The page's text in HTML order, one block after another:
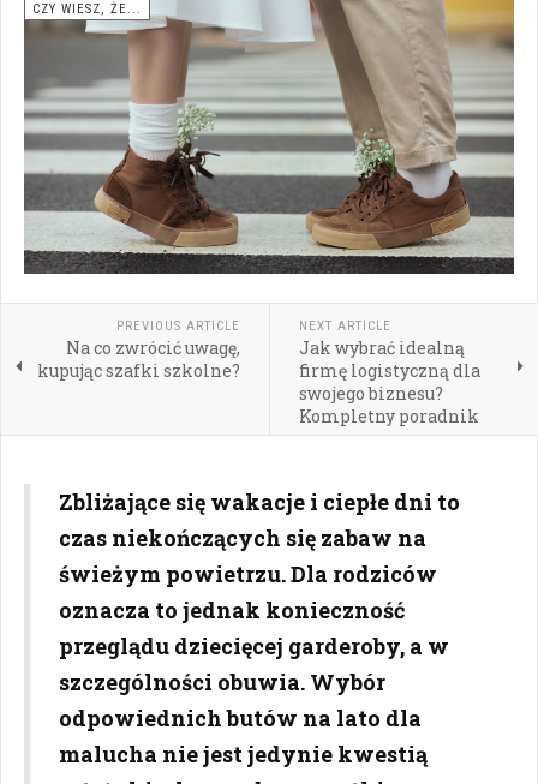
CZY WIESZ, ŻE...
PREVIOUS ARTICLE
Na co zwrócić uwagę,
kupując szafki szkolne?
NEXT ARTICLE
Jak wybrać idealną
firmę logistyczną dla
swojego biznesu?
Kompletny poradnik
Zbliżające się wakacje i ciepłe dni to
czas niekończących się zabaw na
świeżym powietrzu. Dla rodziców
oznacza to jednak konieczność
przeglądu dziecięcej garderoby, a w
szczególności obuwia. Wybór
odpowiednich butów na lato dla
malucha nie jest jedynie kwestią